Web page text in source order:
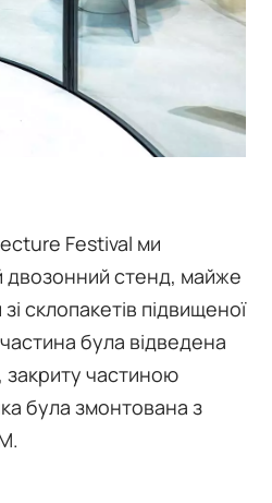
Festival ми
двозонний стенд, майже
склопакетів підвищеної
була відведена
закриту частиною
була змонтована з